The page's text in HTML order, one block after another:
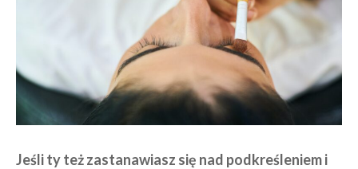
Jeśli ty też zastanawiasz się nad podkreśleniem i